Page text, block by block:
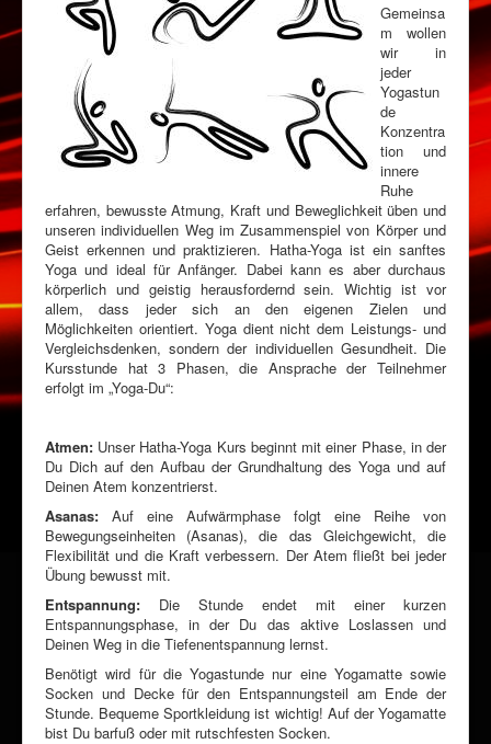
Gemeinsa
m wollen
wir in
jeder
Yogastun
de
Konzentra
tion und
innere
Ruhe
erfahren, bewusste Atmung, Kraft und Beweglichkeit üben und
unseren individuellen Weg im Zusammenspiel von Körper und
Geist erkennen und praktizieren. Hatha-Yoga ist ein sanftes
Yoga und ideal für Anfänger. Dabei kann es aber durchaus
körperlich und geistig herausfordernd sein. Wichtig ist vor
allem, dass jeder sich an den eigenen Zielen und
Möglichkeiten orientiert. Yoga dient nicht dem Leistungs- und
Vergleichsdenken, sondern der individuellen Gesundheit. Die
Kursstunde hat 3 Phasen, die Ansprache der Teilnehmer
erfolgt im „Yoga-Du“:
Atmen: Unser Hatha-Yoga Kurs beginnt mit einer Phase, in der
Du Dich auf den Aufbau der Grundhaltung des Yoga und auf
Deinen Atem konzentrierst.
Asanas: Auf eine Aufwärmphase folgt eine Reihe von
Bewegungseinheiten (Asanas), die das Gleichgewicht, die
Flexibilität und die Kraft verbessern. Der Atem fließt bei jeder
Übung bewusst mit.
Entspannung: Die Stunde endet mit einer kurzen
Entspannungsphase, in der Du das aktive Loslassen und
Deinen Weg in die Tiefenentspannung lernst.
Benötigt wird für die Yogastunde nur eine Yogamatte sowie
Socken und Decke für den Entspannungsteil am Ende der
Stunde. Bequeme Sportkleidung ist wichtig! Auf der Yogamatte
bist Du barfuß oder mit rutschfesten Socken.